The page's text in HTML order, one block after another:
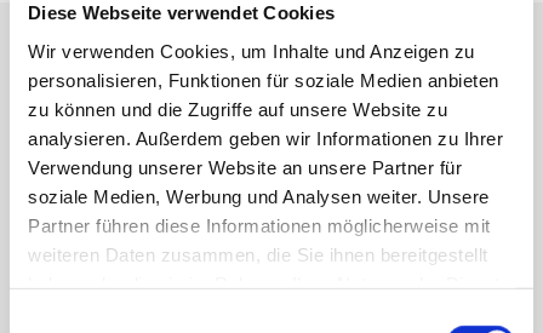
Diese Webseite verwendet Cookies
Wir verwenden Cookies, um Inhalte und Anzeigen zu
personalisieren, Funktionen für soziale Medien anbieten
zu können und die Zugriffe auf unsere Website zu
analysieren. Außerdem geben wir Informationen zu Ihrer
Verwendung unserer Website an unsere Partner für
soziale Medien, Werbung und Analysen weiter. Unsere
Partner führen diese Informationen möglicherweise mit
weiteren Daten zusammen, die Sie ihnen bereitgestellt
Professionelle Behandlungen mit dermacura
Ihre Schönheitskur im Detail
Am Anfang steht eine gründliche Anamnese, Hauttest
und ausführliche Beratung. Hier stehen Sie im
Vordergrund. Uns interessiert Ihr Behandlungsziel. Wir
richten Ihre Behandlungswünsche nach unseren
Möglichkeiten und besprechen mit Ihnen ausführlich